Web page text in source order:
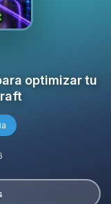
optimizar tu